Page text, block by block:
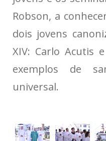
Robson, a
dois jovens
XIV: Carlo Acutis
exemplos de
universal.